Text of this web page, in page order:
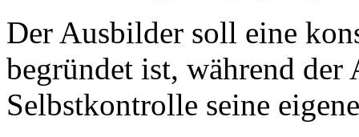
Der Ausbilder soll eine
begründet ist, während der
Selbstkontrolle seine